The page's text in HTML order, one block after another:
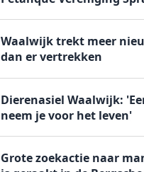
Waalwijk trekt meer
dan er vertrekken
Dierenasiel Waalwijk:
neem je voor het leven'
Grote zoekactie naar